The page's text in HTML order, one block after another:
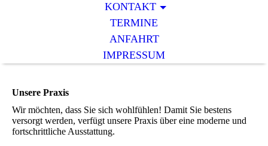
KONTAKT
TERMINE
ANFAHRT
IMPRESSUM
Unsere Praxis
Wir möchten, dass Sie sich wohlfühlen! Damit Sie bestens
versorgt werden, verfügt unsere Praxis über eine moderne und
fortschrittliche Ausstattung.